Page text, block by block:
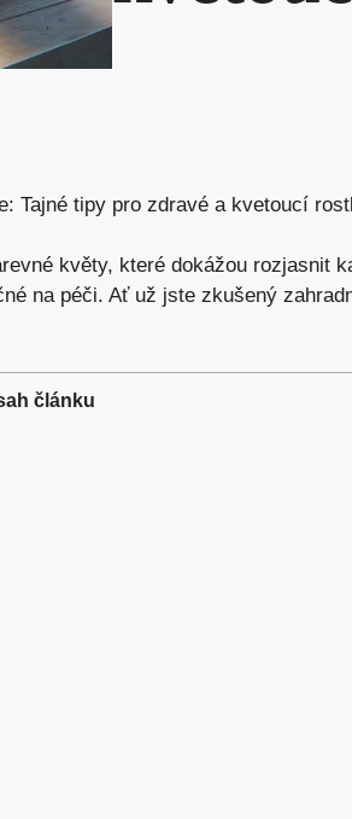
Tajné tipy pro zdravé a kvetoucí
květy, které dokážou rozjasnit
na péči. Ať už jste zkušený
článku